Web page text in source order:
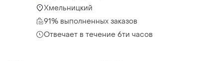
Хмельницкий
91% выполненных заказов
Отвечает в течение 6ти часов